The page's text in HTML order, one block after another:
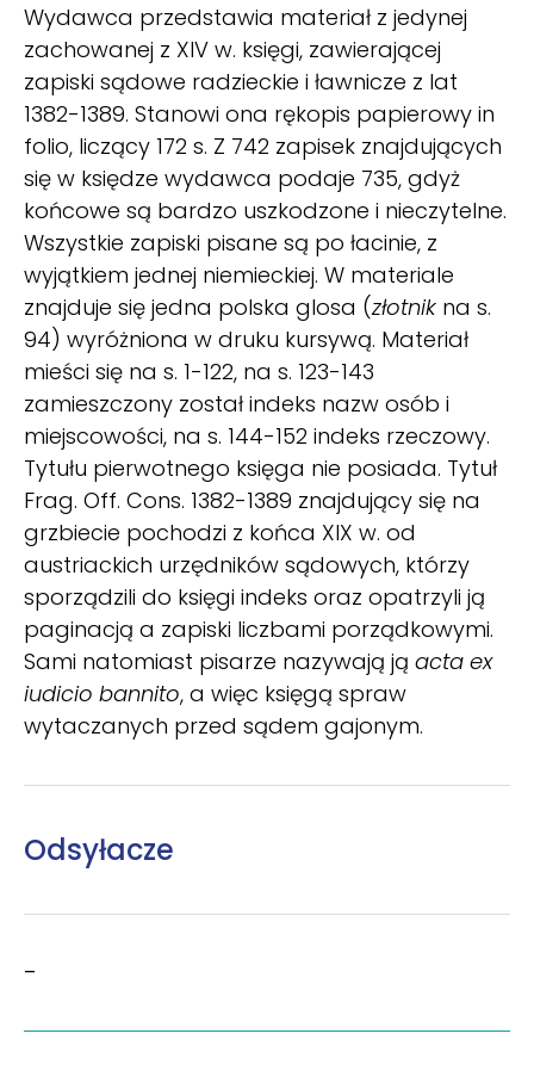
Wydawca przedstawia materiał z jedynej
zachowanej z XIV w. księgi, zawierającej
zapiski sądowe radzieckie i ławnicze z lat
1382-1389. Stanowi ona rękopis papierowy in
folio, liczący 172 s. Z 742 zapisek znajdujących
się w księdze wydawca podaje 735, gdyż
końcowe są bardzo uszkodzone i nieczytelne.
Wszystkie zapiski pisane są po łacinie, z
wyjątkiem jednej niemieckiej. W materiale
znajduje się jedna polska glosa (złotnik na s.
94) wyróżniona w druku kursywą. Materiał
mieści się na s. 1-122, na s. 123-143
zamieszczony został indeks nazw osób i
miejscowości, na s. 144-152 indeks rzeczowy.
Tytułu pierwotnego księga nie posiada. Tytuł
Frag. Off. Cons. 1382-1389 znajdujący się na
grzbiecie pochodzi z końca XIX w. od
austriackich urzędników sądowych, którzy
sporządzili do księgi indeks oraz opatrzyli ją
paginacją a zapiski liczbami porządkowymi.
Sami natomiast pisarze nazywają ją acta ex
iudicio bannito, a więc księgą spraw
wytaczanych przed sądem gajonym.
Odsyłacze
–